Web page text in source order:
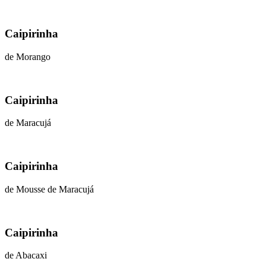
Caipirinha
de Morango
Caipirinha
de Maracujá
Caipirinha
de Mousse de Maracujá
Caipirinha
de Abacaxi